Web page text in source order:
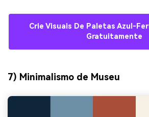
Crie Visuais De Paletas Azul-
Gratuitamente
7) Minimalismo de Museu